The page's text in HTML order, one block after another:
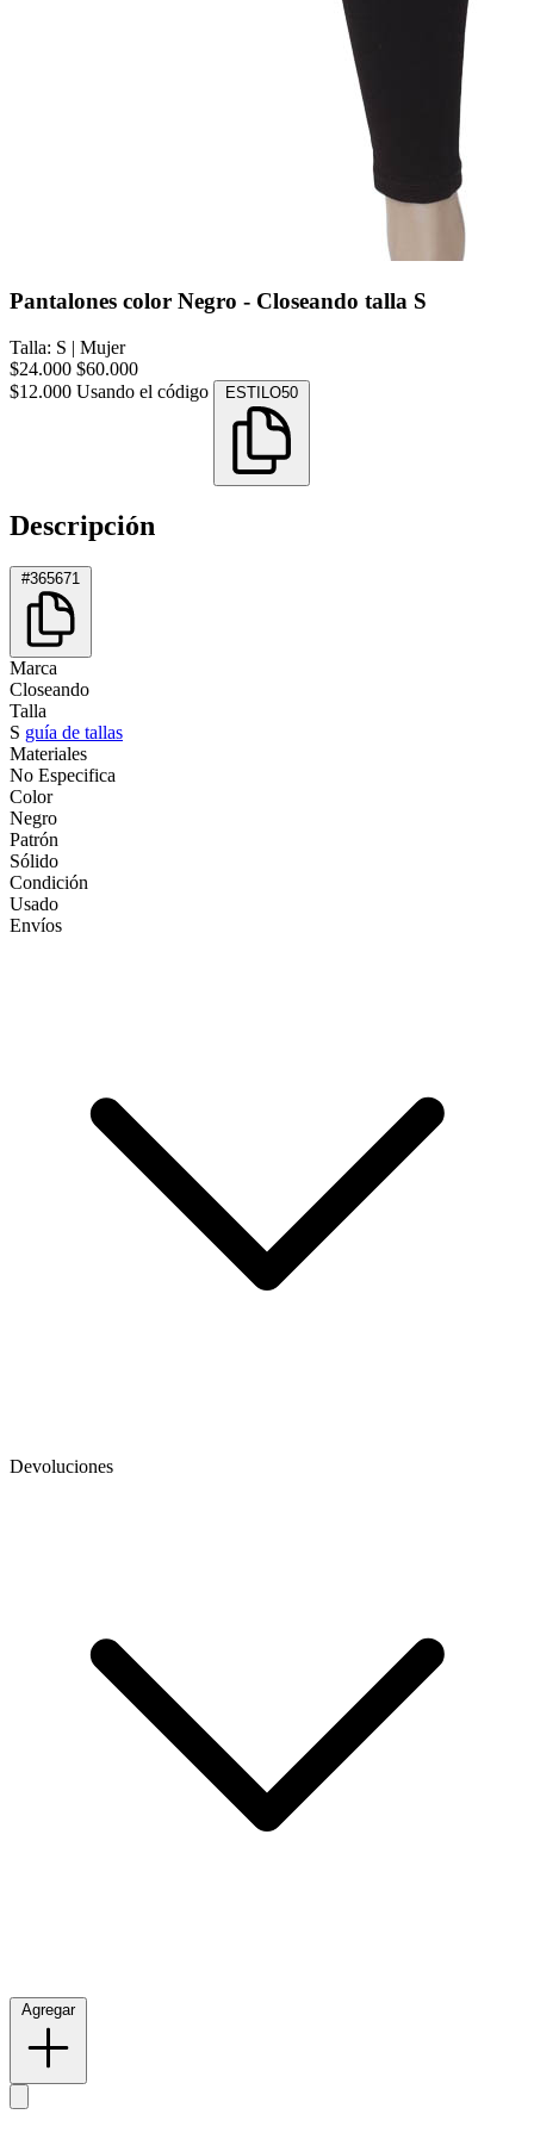
Pantalones color Negro - Closeando talla S
Talla: S | Mujer
$24.000 $60.000
$12.000 Usando el código ESTILO50
Descripción
#365671
Marca
Closeando
Talla
S guía de tallas
Materiales
No Especifica
Color
Negro
Patrón
Sólido
Condición
Usado
Envíos
Devoluciones
Agregar